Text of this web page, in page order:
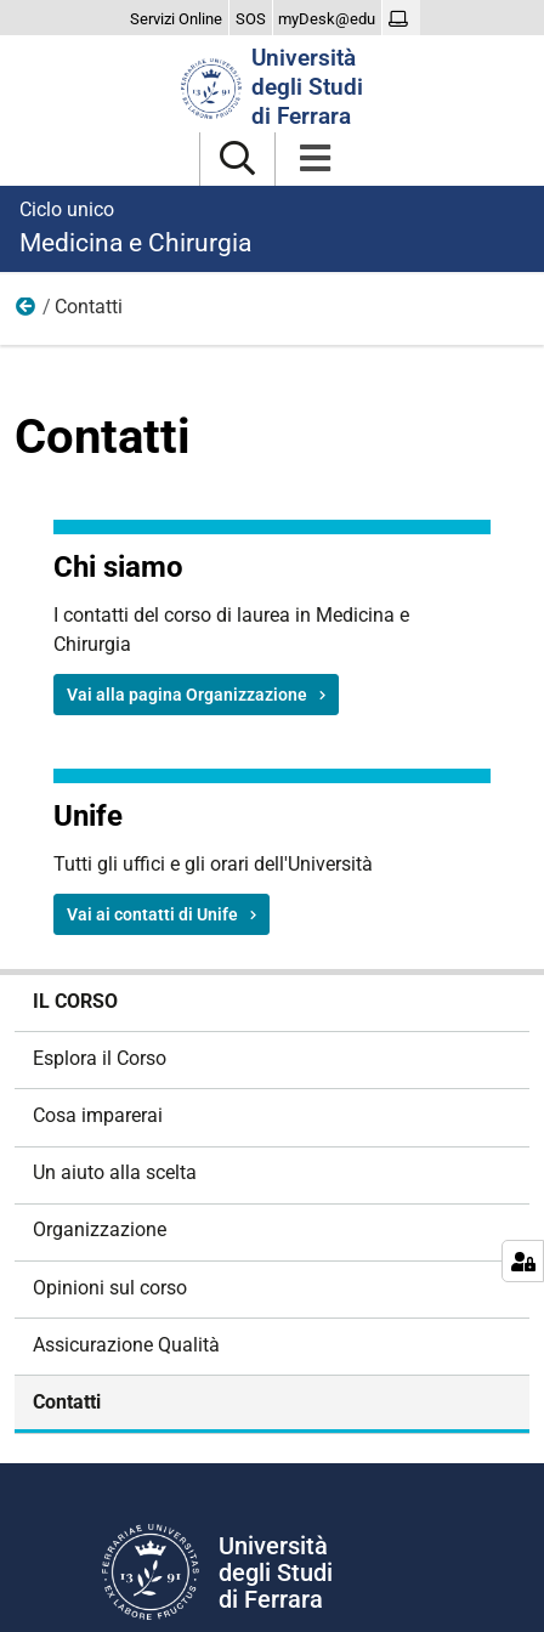
Servizi Online SOS myDesk@edu
Università
degli Studi
di Ferrara
Ciclo unico
Medicina e Chirurgia
Il Corso
Contatti
Contatti
Chi siamo
I contatti del corso di laurea in Medicina e
Chirurgia
Vai alla pagina Organizzazione
Unife
Tutti gli uffici e gli orari dell'Università
Vai ai contatti di Unife
IL CORSO
Esplora il Corso
Cosa imparerai
Un aiuto alla scelta
Organizzazione
Opinioni sul corso
Assicurazione Qualità
Contatti
Università
degli Studi
di Ferrara